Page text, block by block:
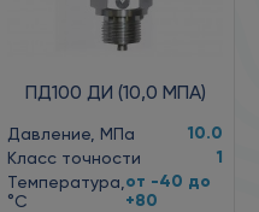
ПД100 ДИ (10,0 МПА)
Давление, МПа 10.0
Класс точности 1
Температура,
°C
от -40 до
+80